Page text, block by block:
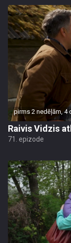
pirms 2 nedēļām, 4
Raivis Vidzis
71. epizode